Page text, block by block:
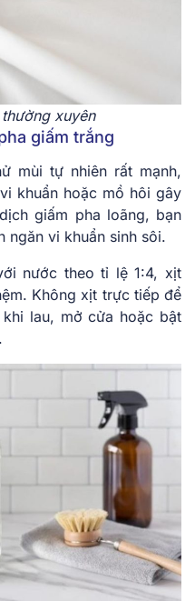
xuyên
giấm trắng
mùi tự nhiên rất mạnh,
khuẩn hoặc mồ hôi gây
giấm pha loãng, bạn
ngăn vi khuẩn sinh sôi.
nước theo tỉ lệ 1:4, xịt
Không xịt trực tiếp để
lau, mở cửa hoặc bật